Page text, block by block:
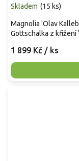
Skladem (15 ks)
1 899 Kč / ks
Magnolia 'Olav
Gottschalka z křížení